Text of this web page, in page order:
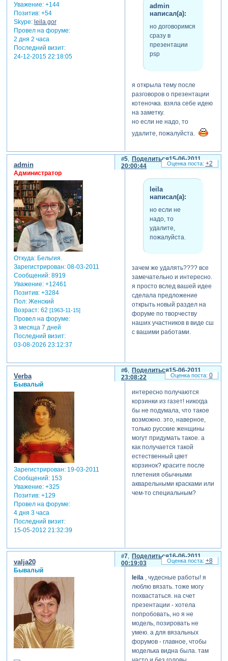
Уважение: +144
Позитив: +54
Skype: leila.gor
Провел на форуме:
2 дня 2 часа
Последний визит:
24-12-2015 22:18:05
admin
написал(а):
но договоримся
сразу в
презентации
psp
я открыла тему после
разговоров о презентации
котеночка. взяла себе идею
на заметку.
но если не надо, то
удалите, пожалуйста.
Поделиться
5
15-06-2011
20:00:44
admin
Администратор
Откуда:Бельгия.
Зарегистрирован: 08-03-2011
Сообщений:8919
Уважение: +12461
Позитив: +3284
Пол:Женский
Возраст:62 [1963-11-15]
Провел на форуме:
3 месяца 7 дней
Последний визит:
03-08-2026 23:12:37
leila
написал(а):
но если не
надо, то
удалите,
пожалуйста.
зачем же удалять???? все
замечательно и интересно.
я просто вслед вашей идее
сделала предложение
открыть новый раздел на
форуме по творчеству
наших участников в виде сш
с вашими работами.
+2
Поделиться
6
15-06-2011
23:08:22
Verba
Бывалый
Зарегистрирован: 19-03-2011
Сообщений:153
Уважение: +325
Позитив: +129
Провел на форуме:
4 дня 3 часа
Последний визит:
15-05-2012 21:32:39
интересно получаются
корзинки из газет! никогда
бы не подумала, что такое
возможно. это, наверное,
только русские женщины
могут придумать такое. а
как получается такой
естественный цвет
корзинок? красите после
плетения обычными
акварельными красками или
чем-то специальным?
0
Поделиться
7
16-06-2011
00:19:03
valja20
Бывалый
leila, чудесные работы! я
люблю вязать. тоже могу
похвастаться. на счет
презентации - хотела
попробовать, но я не
модель, позировать не
умею. а для вязальных
форумов - главное, чтобы
моделька видна была. там
+8